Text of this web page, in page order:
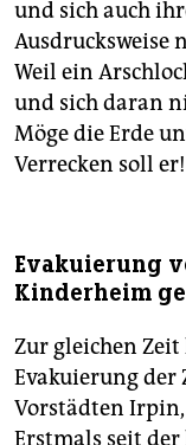
und sich auch
Ausdrucksweise
Weil ein
und sich daran
Möge die Erde
Verrecken soll
Evakuierung
Kinderheim
Zur gleichen
Evakuierung der
Vorstädten Irpin,
Erstmals seit